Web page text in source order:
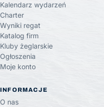
Kalendarz wydarzeń
Charter
Wyniki regat
Katalog firm
Kluby żeglarskie
Ogłoszenia
Moje konto
INFORMACJE
O nas